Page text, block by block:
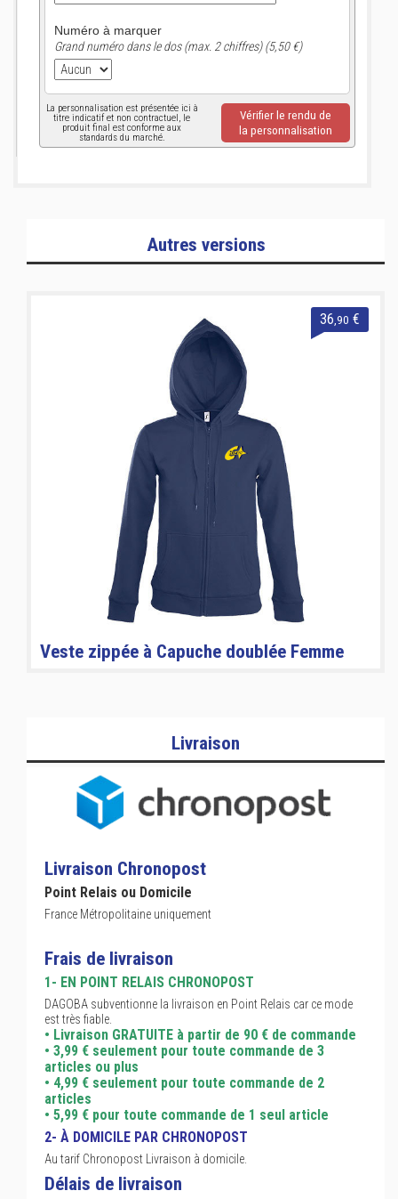
Numéro à marquer
Grand numéro dans le dos (max. 2 chiffres) (5,50 €)
La personnalisation est présentée ici à
titre indicatif et non contractuel, le
produit final est conforme aux
standards du marché.
Vérifier le rendu de
la personnalisation
Autres versions
36 ,90 €
Veste zippée à Capuche doublée Femme
Livraison
Livraison Chronopost
Point Relais ou Domicile
France Métropolitaine uniquement
Frais de livraison
1- EN POINT RELAIS CHRONOPOST
DAGOBA subventionne la livraison en Point Relais car ce mode
est très fiable.
• Livraison GRATUITE à partir de 90 € de commande
• 3,99 € seulement pour toute commande de 3
articles ou plus
• 4,99 € seulement pour toute commande de 2
articles
• 5,99 € pour toute commande de 1 seul article
2- À DOMICILE PAR CHRONOPOST
Au tarif Chronopost Livraison à domicile.
Délais de livraison